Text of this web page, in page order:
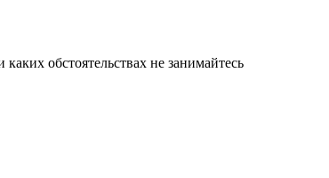
обстоятельствах не занимайтесь